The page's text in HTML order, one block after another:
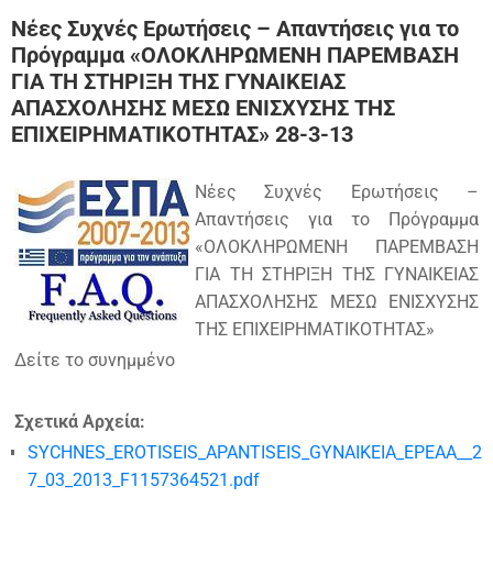
Νέες Συχνές Ερωτήσεις – Απαντήσεις για το
Πρόγραμμα «ΟΛΟΚΛΗΡΩΜΕΝH ΠΑΡΕΜΒΑΣΗ
ΓΙΑ ΤΗ ΣΤΗΡΙΞΗ ΤΗΣ ΓΥΝΑΙΚΕΙΑΣ
ΑΠΑΣΧΟΛΗΣΗΣ ΜΕΣΩ ΕΝΙΣΧΥΣΗΣ ΤΗΣ
ΕΠΙΧΕΙΡΗΜΑΤΙΚΟΤΗΤΑΣ» 28-3-13
Νέες Συχνές Ερωτήσεις –
Απαντήσεις για το Πρόγραμμα
«ΟΛΟΚΛΗΡΩΜΕΝH ΠΑΡΕΜΒΑΣΗ
ΓΙΑ ΤΗ ΣΤΗΡΙΞΗ ΤΗΣ ΓΥΝΑΙΚΕΙΑΣ
ΑΠΑΣΧΟΛΗΣΗΣ ΜΕΣΩ ΕΝΙΣΧΥΣΗΣ
ΤΗΣ ΕΠΙΧΕΙΡΗΜΑΤΙΚΟΤΗΤΑΣ»
Δείτε το συνημμένο
Σχετικά Αρχεία:
SYCHNES_EROTISEIS_APANTISEIS_GYNAIKEIA_EPEAA__2
7_03_2013_F1157364521.pdf